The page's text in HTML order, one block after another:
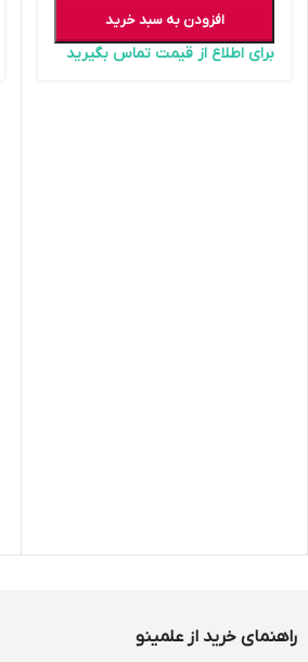
افزودن به سبد خرید
برای اطلاع از قیمت تماس بگیرید
راهنمای خرید از علمینو